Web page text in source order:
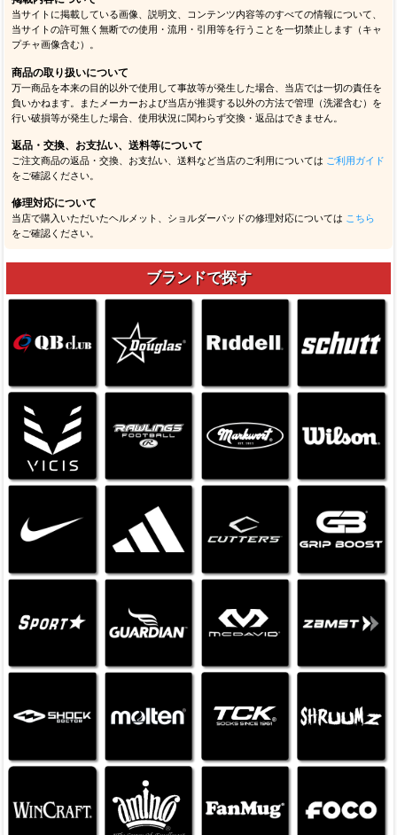
当サイトに掲載している画像、説明文、コンテンツ内容等のすべての情報について、
当サイトの許可無く無断での使用・流用・引用等を行うことを一切禁止します（キャ
プチャ画像含む）。
商品の取り扱いについて
万一商品を本来の目的以外で使用して事故等が発生した場合、当店では一切の責任を
負いかねます。またメーカーおよび当店が推奨する以外の方法で管理（洗濯含む）を
行い破損等が発生した場合、使用状況に関わらず交換・返品はできません。
返品・交換、お支払い、送料等について
ご注文商品の返品・交換、お支払い、送料など当店のご利用については ご利用ガイド
をご確認ください。
修理対応について
当店で購入いただいたヘルメット、ショルダーパッドの修理対応については こちら
をご確認ください。
ブランドで探す